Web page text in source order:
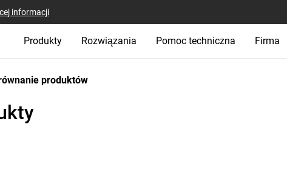
informacji
Produkty Rozwiązania Pomoc techniczna Firma
produktów